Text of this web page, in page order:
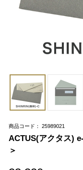
商品コード： 25989021
ACTUS(アクタス)
＞